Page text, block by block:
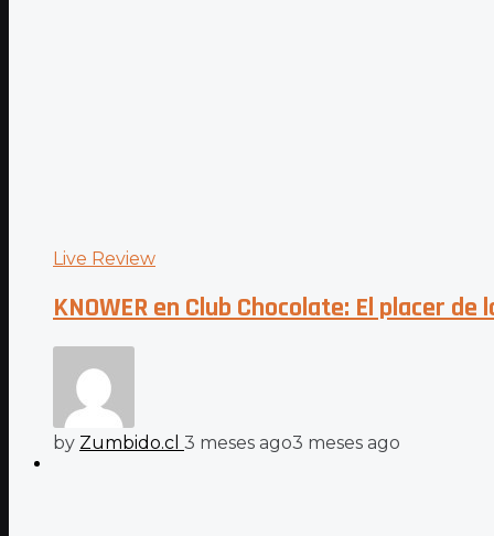
Live Review
KNOWER en Club Chocolate: El placer
by Zumbido.cl 3 meses ago3 meses ago